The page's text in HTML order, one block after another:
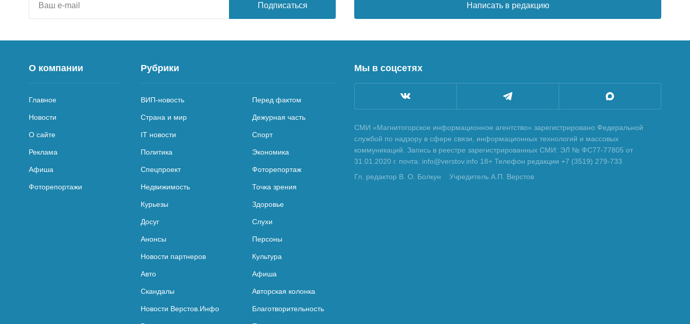
Подписаться Написать в редакцию
О компании
Главное
Новости
О сайте
Реклама
Афиша
Фоторепортажи
Рубрики
ВИП-новость Перед фактом
Страна и мир Дежурная часть
IT новости Спорт
Политика Экономика
Спецпроект Фоторепортаж
Недвижимость Точка зрения
Курьезы Здоровье
Досуг Слухи
Анонсы Персоны
Новости партнеров Культура
Авто Афиша
Скандалы Авторская колонка
Новости Верстов.Инфо Благотворительность
Мы в соцсетях
СМИ «Магнитогорское информационное агентство» зарегистрировано Федеральной
службой по надзору в сфере связи, информационных технологий и массовых
коммуникаций. Запись в реестре зарегистрированных СМИ: ЭЛ № ФС77-77805 от
31.01.2020 г. почта: info@verstov.info 18+ Телефон редакции +7 (3519) 279-733
Гл. редактор В. О. Болкун
Учредитель А.П. Верстов